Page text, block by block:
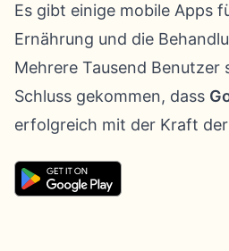
Es gibt einige mobile Apps
Ernährung und die
Mehrere Tausend Benutzer
Schluss gekommen, dass
erfolgreich mit der Kraft